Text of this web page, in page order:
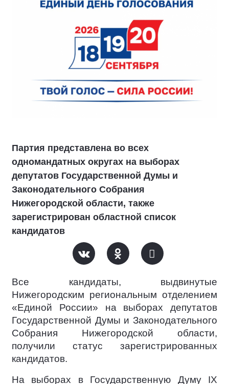
Партия представлена во всех
одномандатных округах на выборах
депутатов Государственной Думы и
Законодательного Собрания
Нижегородской области, также
зарегистрирован областной список
кандидатов
Все кандидаты, выдвинутые
Нижегородским региональным отделением
«Единой России» на выборах депутатов
Государственной Думы и Законодательного
Собрания Нижегородской области,
получили статус зарегистрированных
кандидатов.
На выборах в Государственную Думу IX